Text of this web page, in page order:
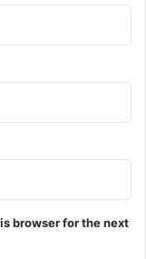
browser for the next